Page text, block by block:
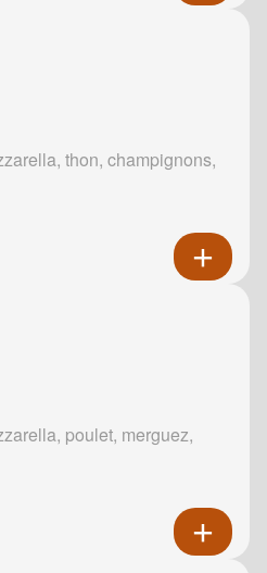
thon, champignons,
poulet, merguez,